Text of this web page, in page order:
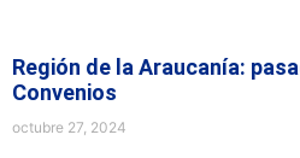
Región de la Araucanía:
Convenios
octubre 27, 2024